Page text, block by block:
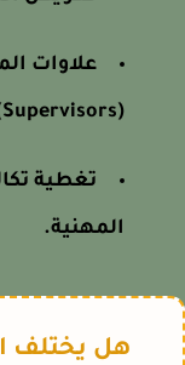
علاوات
تغطية
المهنية.
هل يختلف